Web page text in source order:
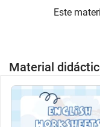
Este
Material